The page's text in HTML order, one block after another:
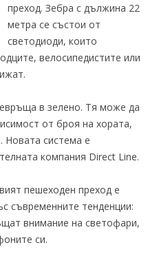
преход. Зебра с дължина 22
метра се състои от
светодиоди, които
велосипедистите или
в зелено. Тя може да
от броя на хората,
Новата система е
компания Direct Line.
пешеходен преход е
съвременните тенденции:
внимание на светофари,
си.